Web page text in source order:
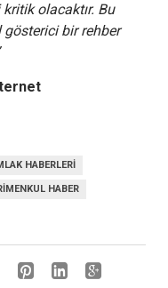
olacaktır. Bu
gösterici bir rehber
HABERLERI
HABER